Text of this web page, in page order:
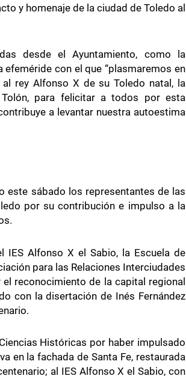
y homenaje de la ciudad de Toledo al
desde el Ayuntamiento, como la
con el que “plasmaremos en
rey Alfonso X de su Toledo natal, la
para felicitar a todos por esta
a levantar nuestra autoestima
este sábado los representantes de las
por su contribución e impulso a la
IES Alfonso X el Sabio, la Escuela de
para las Relaciones Interciudades
reconocimiento de la capital regional
con la disertación de Inés Fernández
Históricas por haber impulsado
en la fachada de Santa Fe, restaurada
al IES Alfonso X el Sabio, con